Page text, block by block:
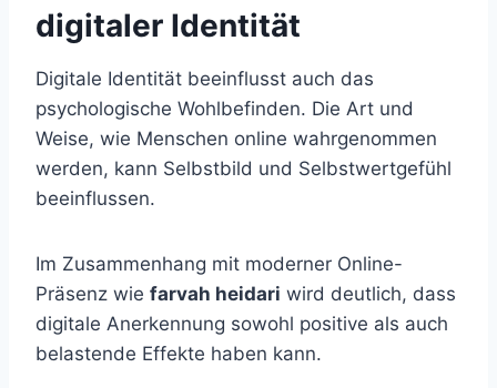
digitaler Identität
Digitale Identität beeinflusst auch das
psychologische Wohlbefinden. Die Art und
Weise, wie Menschen online wahrgenommen
werden, kann Selbstbild und Selbstwertgefühl
beeinflussen.
Im Zusammenhang mit moderner Online-
Präsenz wie farvah heidari wird deutlich, dass
digitale Anerkennung sowohl positive als auch
belastende Effekte haben kann.